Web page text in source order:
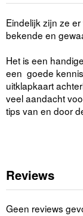
Eindelijk zijn ze
bekende en
Het is een
een goede
uitklapkaart
veel aandacht
tips van en door
Reviews
Geen reviews